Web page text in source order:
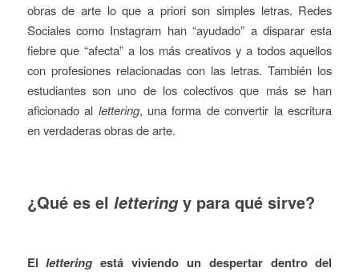
obras de arte lo que a priori son simples letras. Redes
Sociales como Instagram han “ayudado” a disparar esta
fiebre que “afecta” a los más creativos y a todos aquellos
con profesiones relacionadas con las letras. También los
estudiantes son uno de los colectivos que más se han
aficionado al lettering, una forma de convertir la escritura
en verdaderas obras de arte.
¿Qué es el letteringy para qué sirve?
Elletteringestá viviendo un despertar dentro del